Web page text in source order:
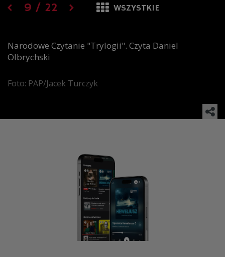
9 / 22 WSZYSTKIE
Narodowe Czytanie "Trylogii". Czyta Daniel
Olbrychski
Foto: PAP/Jacek Turczyk